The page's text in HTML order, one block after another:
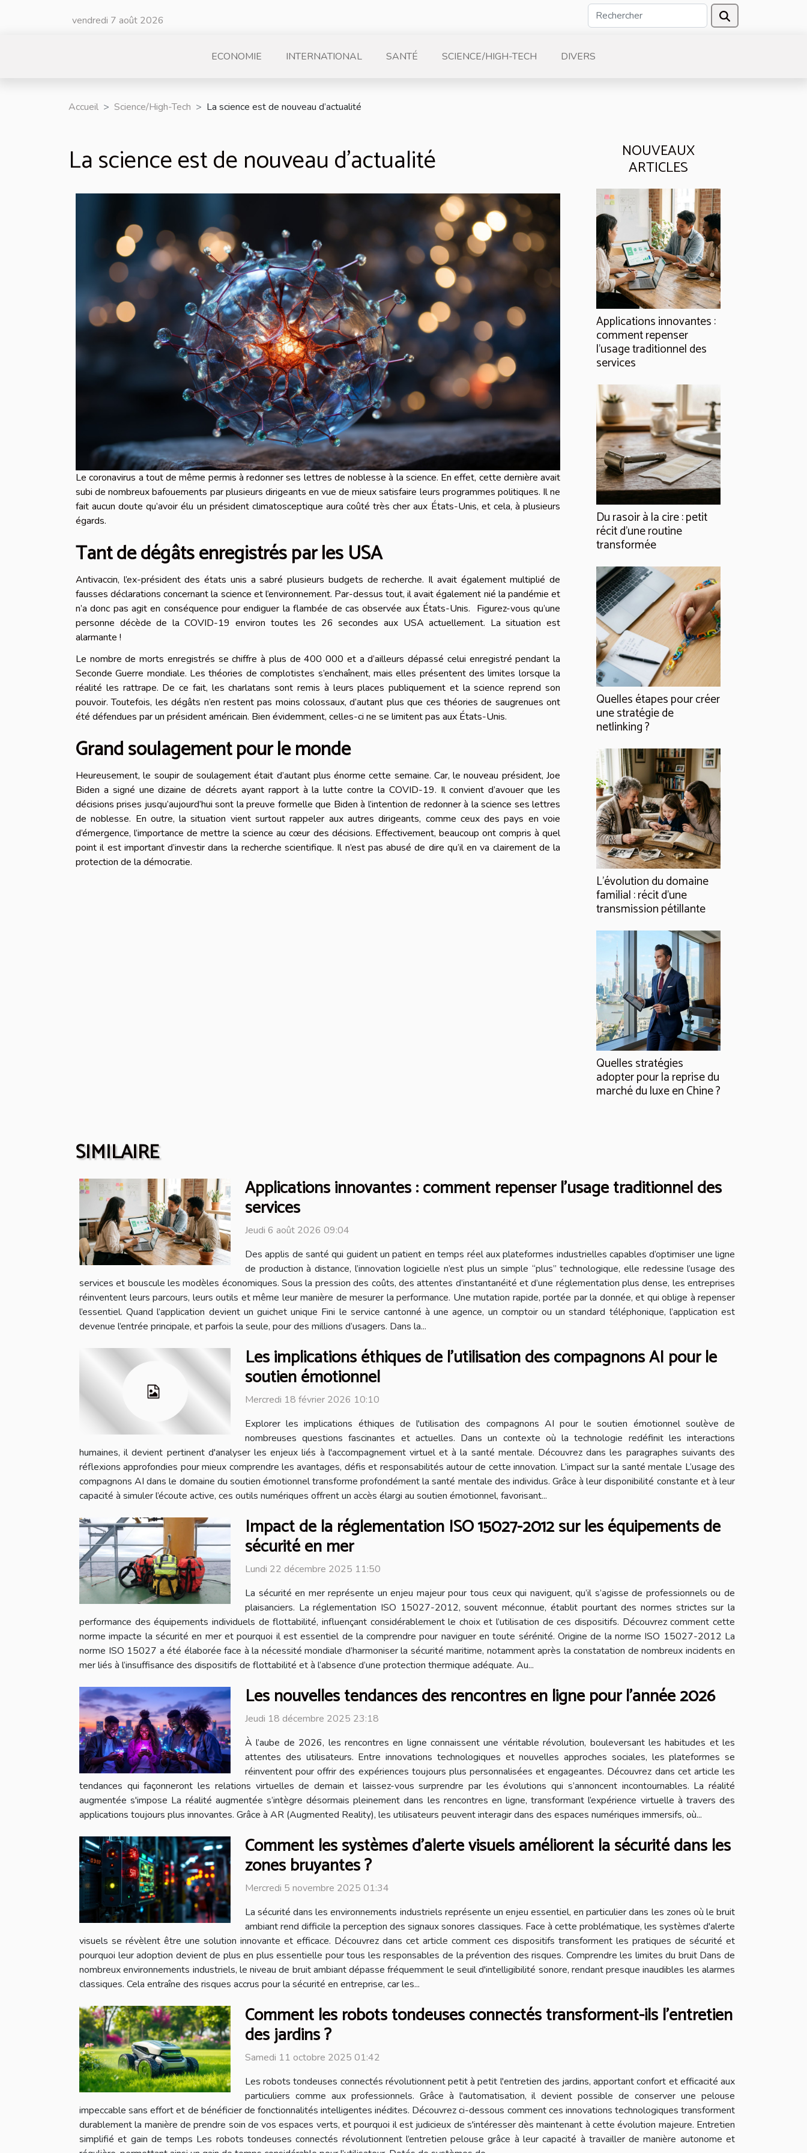
vendredi 7 août 2026
ECONOMIE INTERNATIONAL SANTÉ SCIENCE/HIGH-TECH DIVERS
Accueil Science/High-Tech La science est de nouveau d’actualité
La science est de nouveau d’actualité
Le coronavirus a tout de même permis à redonner ses lettres de noblesse à la science. En effet, cette dernière avait
subi de nombreux bafouements par plusieurs dirigeants en vue de mieux satisfaire leurs programmes politiques. Il ne
fait aucun doute qu’avoir élu un président climatosceptique aura coûté très cher aux États-Unis, et cela, à plusieurs
égards.
Tant de dégâts enregistrés par les USA
Antivaccin, l’ex-président des états unis a sabré plusieurs budgets de recherche. Il avait également multiplié de
fausses déclarations concernant la science et l’environnement. Par-dessus tout, il avait également nié la pandémie et
n’a donc pas agit en conséquence pour endiguer la flambée de cas observée aux États-Unis. Figurez-vous qu’une
personne décède de la COVID-19 environ toutes les 26 secondes aux USA actuellement. La situation est
alarmante !
Le nombre de morts enregistrés se chiffre à plus de 400 000 et a d’ailleurs dépassé celui enregistré pendant la
Seconde Guerre mondiale. Les théories de complotistes s’enchaînent, mais elles présentent des limites lorsque la
réalité les rattrape. De ce fait, les charlatans sont remis à leurs places publiquement et la science reprend son
pouvoir. Toutefois, les dégâts n’en restent pas moins colossaux, d’autant plus que ces théories de saugrenues ont
été défendues par un président américain. Bien évidemment, celles-ci ne se limitent pas aux États-Unis.
Grand soulagement pour le monde
Heureusement, le soupir de soulagement était d’autant plus énorme cette semaine. Car, le nouveau président, Joe
Biden a signé une dizaine de décrets ayant rapport à la lutte contre la COVID-19. Il convient d’avouer que les
décisions prises jusqu’aujourd’hui sont la preuve formelle que Biden à l’intention de redonner à la science ses lettres
de noblesse. En outre, la situation vient surtout rappeler aux autres dirigeants, comme ceux des pays en voie
d’émergence, l’importance de mettre la science au cœur des décisions. Effectivement, beaucoup ont compris à quel
point il est important d’investir dans la recherche scientifique. Il n’est pas abusé de dire qu’il en va clairement de la
protection de la démocratie.
NOUVEAUX
ARTICLES
Applications innovantes :
comment repenser
l’usage traditionnel des
services
Du rasoir à la cire : petit
récit d’une routine
transformée
Quelles étapes pour créer
une stratégie de
netlinking ?
L’évolution du domaine
familial : récit d’une
transmission pétillante
Quelles stratégies
adopter pour la reprise du
marché du luxe en Chine ?
SIMILAIRE
Applications innovantes : comment repenser l’usage traditionnel des
services
Jeudi 6 août 2026 09:04
Des applis de santé qui guident un patient en temps réel aux plateformes industrielles capables d’optimiser une ligne
de production à distance, l’innovation logicielle n’est plus un simple “plus” technologique, elle redessine l’usage des
services et bouscule les modèles économiques. Sous la pression des coûts, des attentes d’instantanéité et d’une réglementation plus dense, les entreprises
réinventent leurs parcours, leurs outils et même leur manière de mesurer la performance. Une mutation rapide, portée par la donnée, et qui oblige à repenser
l’essentiel. Quand l’application devient un guichet unique Fini le service cantonné à une agence, un comptoir ou un standard téléphonique, l’application est
devenue l’entrée principale, et parfois la seule, pour des millions d’usagers. Dans la...
Les implications éthiques de l'utilisation des compagnons AI pour le
soutien émotionnel
Mercredi 18 février 2026 10:10
Explorer les implications éthiques de l'utilisation des compagnons AI pour le soutien émotionnel soulève de
nombreuses questions fascinantes et actuelles. Dans un contexte où la technologie redéfinit les interactions
humaines, il devient pertinent d'analyser les enjeux liés à l'accompagnement virtuel et à la santé mentale. Découvrez dans les paragraphes suivants des
réflexions approfondies pour mieux comprendre les avantages, défis et responsabilités autour de cette innovation. L’impact sur la santé mentale L’usage des
compagnons AI dans le domaine du soutien émotionnel transforme profondément la santé mentale des individus. Grâce à leur disponibilité constante et à leur
capacité à simuler l’écoute active, ces outils numériques offrent un accès élargi au soutien émotionnel, favorisant...
Impact de la réglementation ISO 15027-2012 sur les équipements de
sécurité en mer
Lundi 22 décembre 2025 11:50
La sécurité en mer représente un enjeu majeur pour tous ceux qui naviguent, qu’il s’agisse de professionnels ou de
plaisanciers. La réglementation ISO 15027-2012, souvent méconnue, établit pourtant des normes strictes sur la
performance des équipements individuels de flottabilité, influençant considérablement le choix et l’utilisation de ces dispositifs. Découvrez comment cette
norme impacte la sécurité en mer et pourquoi il est essentiel de la comprendre pour naviguer en toute sérénité. Origine de la norme ISO 15027-2012 La
norme ISO 15027 a été élaborée face à la nécessité mondiale d’harmoniser la sécurité maritime, notamment après la constatation de nombreux incidents en
mer liés à l’insuffisance des dispositifs de flottabilité et à l’absence d’une protection thermique adéquate. Au...
Les nouvelles tendances des rencontres en ligne pour l'année 2026
Jeudi 18 décembre 2025 23:18
À l’aube de 2026, les rencontres en ligne connaissent une véritable révolution, bouleversant les habitudes et les
attentes des utilisateurs. Entre innovations technologiques et nouvelles approches sociales, les plateformes se
réinventent pour offrir des expériences toujours plus personnalisées et engageantes. Découvrez dans cet article les
tendances qui façonneront les relations virtuelles de demain et laissez-vous surprendre par les évolutions qui s’annoncent incontournables. La réalité
augmentée s'impose La réalité augmentée s’intègre désormais pleinement dans les rencontres en ligne, transformant l’expérience virtuelle à travers des
applications toujours plus innovantes. Grâce à AR (Augmented Reality), les utilisateurs peuvent interagir dans des espaces numériques immersifs, où...
Comment les systèmes d'alerte visuels améliorent la sécurité dans les
zones bruyantes ?
Mercredi 5 novembre 2025 01:34
La sécurité dans les environnements industriels représente un enjeu essentiel, en particulier dans les zones où le bruit
ambiant rend difficile la perception des signaux sonores classiques. Face à cette problématique, les systèmes d'alerte
visuels se révèlent être une solution innovante et efficace. Découvrez dans cet article comment ces dispositifs transforment les pratiques de sécurité et
pourquoi leur adoption devient de plus en plus essentielle pour tous les responsables de la prévention des risques. Comprendre les limites du bruit Dans de
nombreux environnements industriels, le niveau de bruit ambiant dépasse fréquemment le seuil d'intelligibilité sonore, rendant presque inaudibles les alarmes
classiques. Cela entraîne des risques accrus pour la sécurité en entreprise, car les...
Comment les robots tondeuses connectés transforment-ils l'entretien
des jardins ?
Samedi 11 octobre 2025 01:42
Les robots tondeuses connectés révolutionnent petit à petit l'entretien des jardins, apportant confort et efficacité aux
particuliers comme aux professionnels. Grâce à l'automatisation, il devient possible de conserver une pelouse
impeccable sans effort et de bénéficier de fonctionnalités intelligentes inédites. Découvrez ci-dessous comment ces innovations technologiques transforment
durablement la manière de prendre soin de vos espaces verts, et pourquoi il est judicieux de s'intéresser dès maintenant à cette évolution majeure. Entretien
simplifié et gain de temps Les robots tondeuses connectés révolutionnent l’entretien pelouse grâce à leur capacité à travailler de manière autonome et